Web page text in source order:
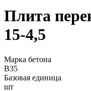
Плита
15-4,5
Марка бетона
B35
Базовая единица
шт